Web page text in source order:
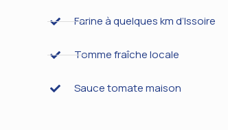
Farine à quelques km d’Issoire
Tomme fraîche locale
Sauce tomate maison